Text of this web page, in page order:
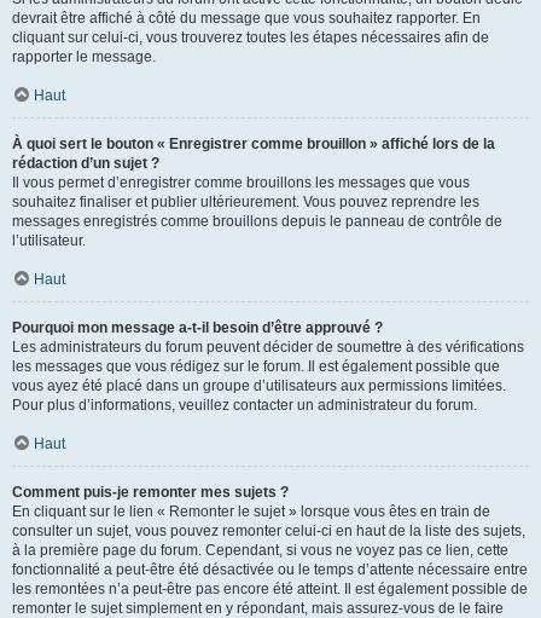
devrait être affiché à côté du message que vous souhaitez rapporter. En
cliquant sur celui-ci, vous trouverez toutes les étapes nécessaires afin de
rapporter le message.
Haut
À quoi sert le bouton « Enregistrer comme brouillon » affiché lors de la
rédaction d’un sujet ?
Il vous permet d’enregistrer comme brouillons les messages que vous
souhaitez finaliser et publier ultérieurement. Vous pouvez reprendre les
messages enregistrés comme brouillons depuis le panneau de contrôle de
l’utilisateur.
Haut
Pourquoi mon message a-t-il besoin d’être approuvé ?
Les administrateurs du forum peuvent décider de soumettre à des vérifications
les messages que vous rédigez sur le forum. Il est également possible que
vous ayez été placé dans un groupe d’utilisateurs aux permissions limitées.
Pour plus d’informations, veuillez contacter un administrateur du forum.
Haut
Comment puis-je remonter mes sujets ?
En cliquant sur le lien « Remonter le sujet » lorsque vous êtes en train de
consulter un sujet, vous pouvez remonter celui-ci en haut de la liste des sujets,
à la première page du forum. Cependant, si vous ne voyez pas ce lien, cette
fonctionnalité a peut-être été désactivée ou le temps d’attente nécessaire entre
les remontées n’a peut-être pas encore été atteint. Il est également possible de
remonter le sujet simplement en y répondant, mais assurez-vous de le faire